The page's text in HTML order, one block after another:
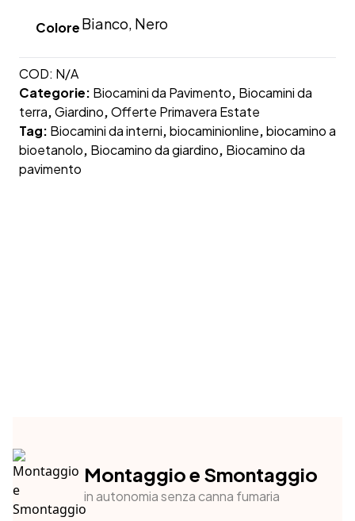
ColoreBianco, Nero
COD: N/A
Categorie: Biocamini da Pavimento, Biocamini da
terra,Giardino,Offerte Primavera Estate
Tag: Biocamini da interni,biocaminionline,biocamino a
bioetanolo, Biocamino da giardino, Biocamino da
pavimento
Montaggio e Smontaggio
in autonomia senza canna fumaria